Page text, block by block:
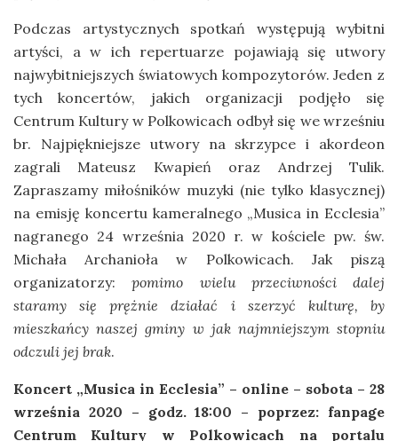
Podczas artystycznych spotkań występują wybitni
artyści, a w ich repertuarze pojawiają się utwory
najwybitniejszych światowych kompozytorów. Jeden z
tych koncertów, jakich organizacji podjęło się
Centrum Kultury w Polkowicach odbył się we wrześniu
br. Najpiękniejsze utwory na skrzypce i akordeon
zagrali Mateusz Kwapień oraz Andrzej Tulik.
Zapraszamy miłośników muzyki (nie tylko klasycznej)
na emisję koncertu kameralnego „Musica in Ecclesia”
nagranego 24 września 2020 r. w kościele pw. św.
Michała Archanioła w Polkowicach. Jak piszą
organizatorzy:pomimo wielu przeciwności dalej
staramy się prężnie działać i szerzyć kulturę, by
mieszkańcy naszej gminy w jak najmniejszym stopniu
odczuli jej brak.
Koncert „Musica in Ecclesia” – online – sobota – 28
września 2020 – godz. 18:00 – poprzez: fanpage
Centrum Kultury w Polkowicach na portalu